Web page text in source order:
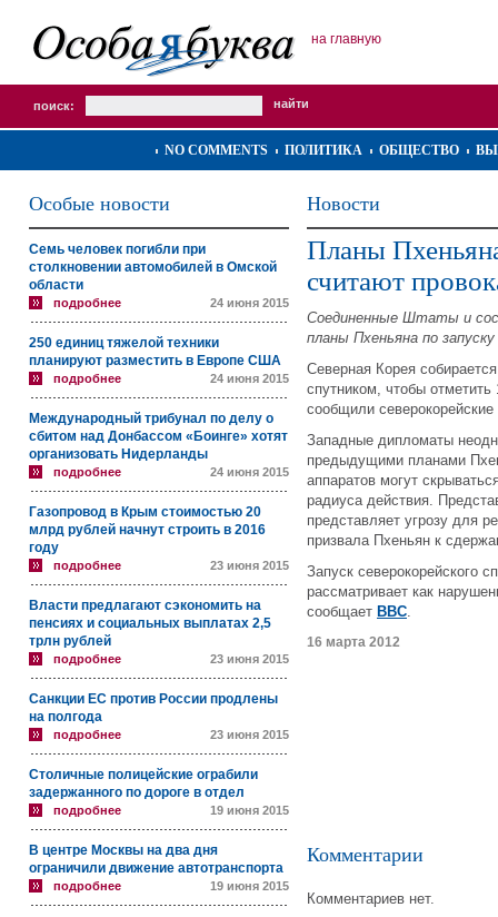
на главную
поиск:
NO COMMENTS ПОЛИТИКА ОБЩЕСТВО
Особые новости
Семь человек погибли при
столкновении автомобилей в Омской
области
подробнее 24 июня 2015
250 единиц тяжелой техники
планируют разместить в Европе США
подробнее 24 июня 2015
Международный трибунал по делу о
сбитом над Донбассом «Боинге» хотят
организовать Нидерланды
подробнее 24 июня 2015
Газопровод в Крым стоимостью 20
млрд рублей начнут строить в 2016
году
подробнее 23 июня 2015
Власти предлагают сэкономить на
пенсиях и социальных выплатах 2,5
трлн рублей
подробнее 23 июня 2015
Санкции ЕС против России продлены
на полгода
подробнее 23 июня 2015
Столичные полицейские ограбили
задержанного по дороге в отдел
подробнее 19 июня 2015
В центре Москвы на два дня
ограничили движение автотранспорта
подробнее 19 июня 2015
Новости
Планы
считают
Соединенные Штаты и
планы Пхеньяна по
Северная Корея
спутником, чтобы
сообщили
Западные дипломаты
предыдущими планами
аппаратов могут
радиуса действия.
представляет угрозу для
призвала Пхеньян к
Запуск северокорейского
рассматривает как
сообщает BBC.
16 марта 2012
Комментарии
Комментариев нет.